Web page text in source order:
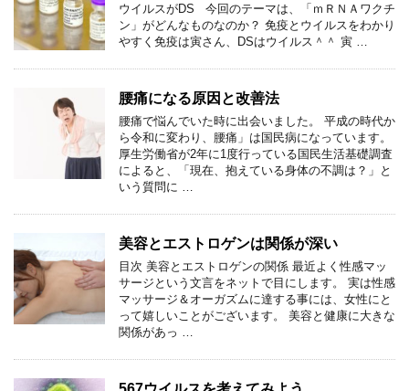
ウイルスがDS 今回のテーマは、「ｍＲＮＡワクチ
ン」がどんなものなのか？ 免疫とウイルスをわかり
やすく免疫は寅さん、DSはウイルス＾＾ 寅 …
腰痛になる原因と改善法
腰痛で悩んでいた時に出会いました。 平成の時代か
ら令和に変わり、腰痛」は国民病になっています。
厚生労働省が2年に1度行っている国民生活基礎調査
によると、「現在、抱えている身体の不調は？」と
いう質問に …
美容とエストロゲンは関係が深い
目次 美容とエストロゲンの関係 最近よく性感マッ
サージという文言をネットで目にします。 実は性感
マッサージ＆オーガズムに達する事には、女性にと
って嬉しいことがございます。 美容と健康に大きな
関係があっ …